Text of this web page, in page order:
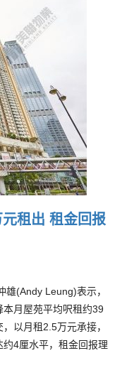
租出 租金回报
(Andy Leung)表示，
月屋苑平均呎租约39
以月租2.5万元承接，
4厘水平，租金回报理